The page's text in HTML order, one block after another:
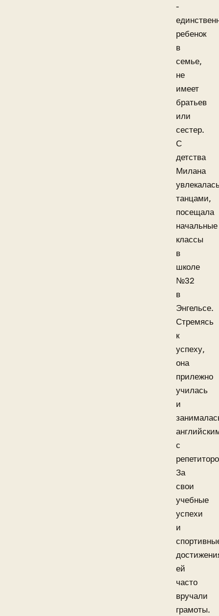
-
ребенок
в
семье,
не
имеет
братьев
или
сестер.
С
детства
Милана
танцами,
посещала
начальные
классы
в
школе
№32
в
Энгельсе.
Стремясь
к
успеху,
она
прилежно
училась
и
с
За
свои
учебные
успехи
и
ей
часто
вручали
грамоты.